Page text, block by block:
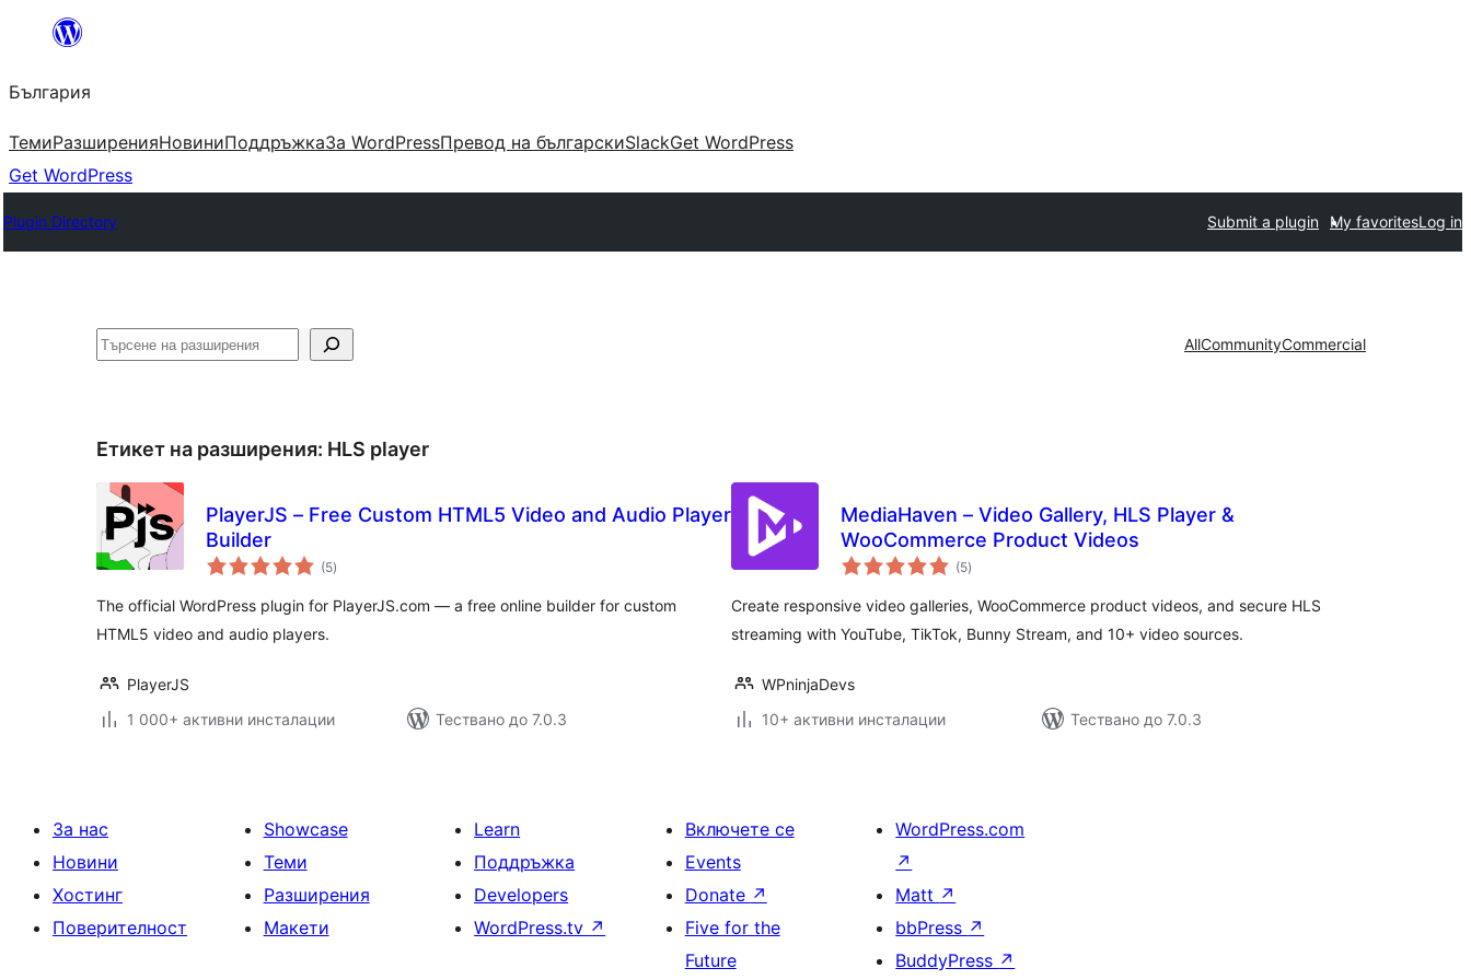
България
ТемиРазширенияНовиниПоддръжкаЗа WordPressПревод на българскиSlackGet WordPress
Get WordPress
Plugin Directory Submit a plugin My favoritesLog in
Търсене AllCommunityCommercial
Етикет на разширения: HLS player
PlayerJS – Free Custom HTML5 Video and Audio Player
Builder
(5общо
оценки
)
The official WordPress plugin for PlayerJS.com — a free online builder for custom
HTML5 video and audio players.
PlayerJS
1 000+ активни инсталации
Тествано до 7.0.3
MediaHaven – Video Gallery, HLS Player &
WooCommerce Product Videos
(5общо
оценки
)
Create responsive video galleries, WooCommerce product videos, and secure HLS
streaming with YouTube, TikTok, Bunny Stream, and 10+ video sources.
WPninjaDevs
10+ активни инсталации
Тествано до 7.0.3
За нас
Новини
Хостинг
Поверителност
Showcase
Теми
Разширения
Макети
Learn
Поддръжка
Developers
WordPress.tv ↗
Включете се
Events
Donate ↗
Five for the
Future
WordPress.com
↗
Matt ↗
bbPress ↗
BuddyPress ↗